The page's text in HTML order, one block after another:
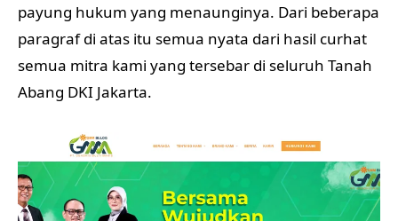
payung hukum yang menaunginya. Dari beberapa
paragraf di atas itu semua nyata dari hasil curhat
semua mitra kami yang tersebar di seluruh Tanah
Abang DKI Jakarta.